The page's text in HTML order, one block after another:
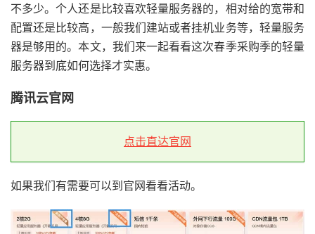
不多少。个人还是比较喜欢轻量服务器的，相对给的宽带和
配置还是比较高，一般我们建站或者挂机业务等，轻量服务
器是够用的。本文，我们来一起看看这次春季采购季的轻量
服务器到底如何选择才实惠。
腾讯云官网
点击直达官网
如果我们有需要可以到官网看看活动。